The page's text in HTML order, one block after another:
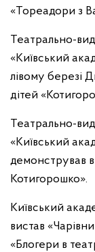
«Тореадори з
Театрально-
«Київський
лівому березі
дітей
Театрально-
«Київський
демонстрував
Котигорошко».
Київський
вистав
«Блогери в